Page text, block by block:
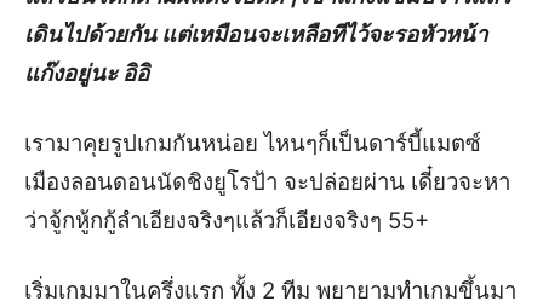
เดินไปด้วยกัน แต่เหมือนจะเหลือทีไว้จะรอหัวหน้า
แก๊งอยู่นะ อิอิ
เรามาคุยรูปเกมกันหน่อย ไหนๆก็เป็นดาร์บี้แมตซ์
เมืองลอนดอนนัดชิงยูโรป้า จะปล่อยผ่าน เดี๋ยวจะหา
ว่าจู้กหู้กกู้ลำเอียงจริงๆแล้วก็เอียงจริงๆ 55+
เริ่มเกมมาในครึ่งแรก ทั้ง 2 ทีม พยายามทำเกมขึ้นมา